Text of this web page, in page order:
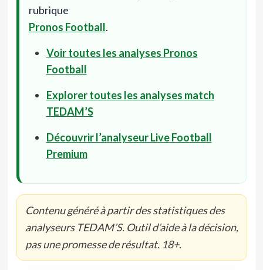
rubrique
Pronos Football.
Voir toutes les analyses Pronos
Football
Explorer toutes les analyses match
TEDAM’S
Découvrir l’analyseur Live Football
Premium
Contenu généré à partir des statistiques des
analyseurs TEDAM’S. Outil d’aide à la décision,
pas une promesse de résultat. 18+.